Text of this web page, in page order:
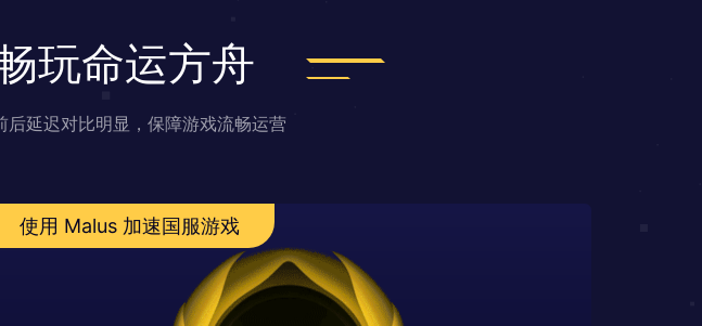
玩命运方舟
延迟对比明显，保障游戏流畅运营
使用 Malus 加速国服游戏